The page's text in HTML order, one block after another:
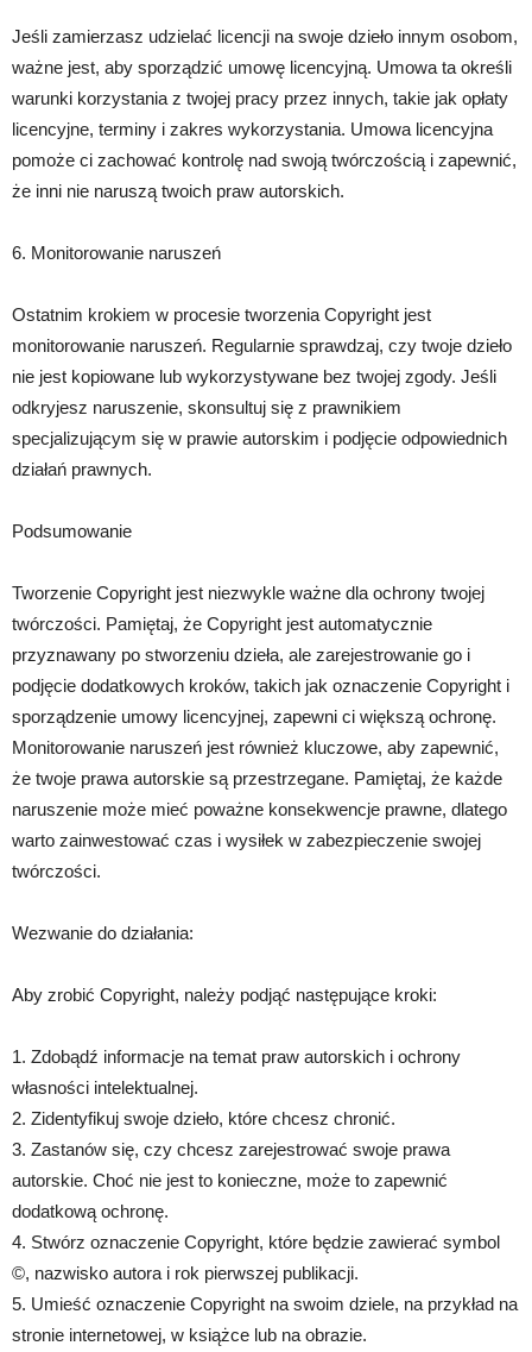
Jeśli zamierzasz udzielać licencji na swoje dzieło innym osobom,
ważne jest, aby sporządzić umowę licencyjną. Umowa ta określi
warunki korzystania z twojej pracy przez innych, takie jak opłaty
licencyjne, terminy i zakres wykorzystania. Umowa licencyjna
pomoże ci zachować kontrolę nad swoją twórczością i zapewnić,
że inni nie naruszą twoich praw autorskich.
6. Monitorowanie naruszeń
Ostatnim krokiem w procesie tworzenia Copyright jest
monitorowanie naruszeń. Regularnie sprawdzaj, czy twoje dzieło
nie jest kopiowane lub wykorzystywane bez twojej zgody. Jeśli
odkryjesz naruszenie, skonsultuj się z prawnikiem
specjalizującym się w prawie autorskim i podjęcie odpowiednich
działań prawnych.
Podsumowanie
Tworzenie Copyright jest niezwykle ważne dla ochrony twojej
twórczości. Pamiętaj, że Copyright jest automatycznie
przyznawany po stworzeniu dzieła, ale zarejestrowanie go i
podjęcie dodatkowych kroków, takich jak oznaczenie Copyright i
sporządzenie umowy licencyjnej, zapewni ci większą ochronę.
Monitorowanie naruszeń jest również kluczowe, aby zapewnić,
że twoje prawa autorskie są przestrzegane. Pamiętaj, że każde
naruszenie może mieć poważne konsekwencje prawne, dlatego
warto zainwestować czas i wysiłek w zabezpieczenie swojej
twórczości.
Wezwanie do działania:
Aby zrobić Copyright, należy podjąć następujące kroki:
1. Zdobądź informacje na temat praw autorskich i ochrony
własności intelektualnej.
2. Zidentyfikuj swoje dzieło, które chcesz chronić.
3. Zastanów się, czy chcesz zarejestrować swoje prawa
autorskie. Choć nie jest to konieczne, może to zapewnić
dodatkową ochronę.
4. Stwórz oznaczenie Copyright, które będzie zawierać symbol
©, nazwisko autora i rok pierwszej publikacji.
5. Umieść oznaczenie Copyright na swoim dziele, na przykład na
stronie internetowej, w książce lub na obrazie.